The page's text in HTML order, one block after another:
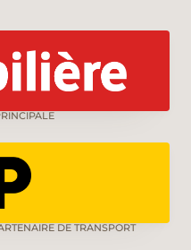
DE TRANSPORT